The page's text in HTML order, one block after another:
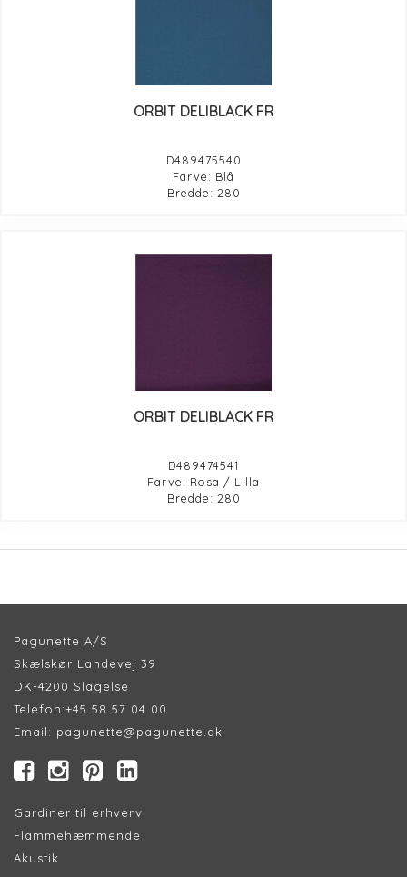
ORBIT DELIBLACK FR
D489475540
Farve: Blå
Bredde: 280
ORBIT DELIBLACK FR
D489474541
Farve: Rosa / Lilla
Bredde: 280
Pagunette A/S
Skælskør Landevej 39
DK-4200 Slagelse
Telefon:+45 58 57 04 00
Email: pagunette@pagunette.dk
Gardiner til erhverv
Flammehæmmende
Akustik